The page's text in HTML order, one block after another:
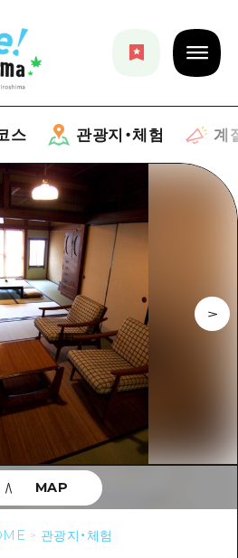
스 관광지・체험 계
축제
라이프
Hiroshima 공식 가이드
Moshimo Travel
시 주변
芸)
後)
험
마시 주변
芸)
後)
北)
쿠(芸北)
보
관광지・체험
MAP